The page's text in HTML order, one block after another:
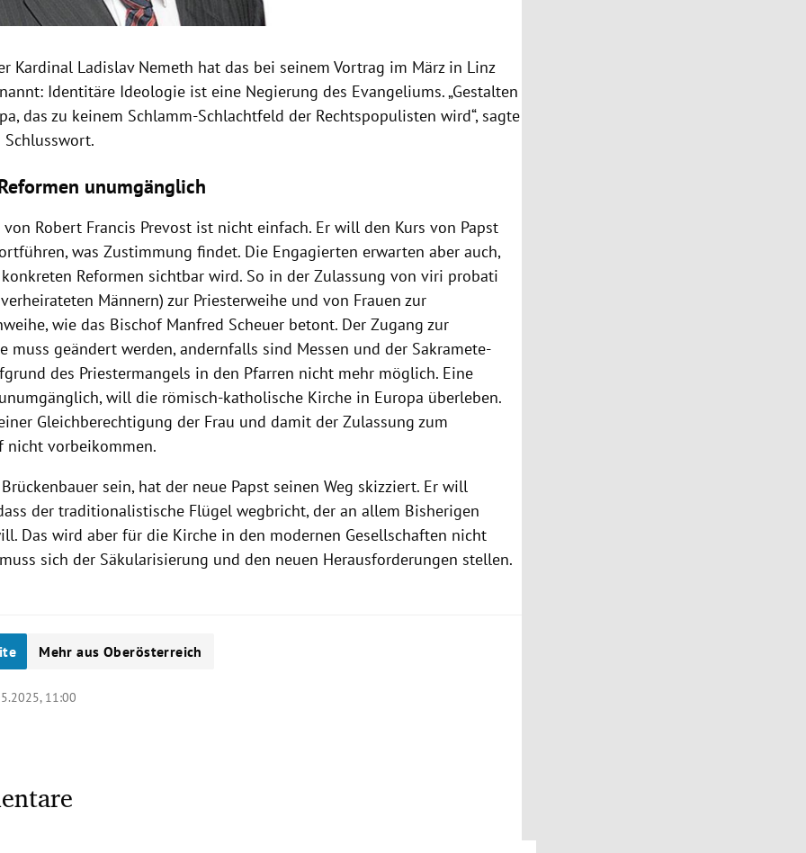
Kardinal Ladislav Nemeth hat das bei seinem Vortrag im März in Linz
Identitäre Ideologie ist eine Negierung des Evangeliums. „Gestalten
das zu keinem Schlamm-Schlachtfeld der Rechtspopulisten wird“, sagte
unumgänglich
Robert Francis Prevost ist nicht einfach. Er will den Kurs von Papst
was Zustimmung findet. Die Engagierten erwarten aber auch,
Reformen sichtbar wird. So in der Zulassung von viri probati
Männern) zur Priesterweihe und von Frauen zur
wie das Bischof Manfred Scheuer betont. Der Zugang zur
muss geändert werden, andernfalls sind Messen und der Sakramete-
des Priestermangels in den Pfarren nicht mehr möglich. Eine
will die römisch-katholische Kirche in Europa überleben.
Gleichberechtigung der Frau und damit der Zulassung zum
nicht vorbeikommen.
sein, hat der neue Papst seinen Weg skizziert. Er will
der traditionalistische Flügel wegbricht, der an allem Bisherigen
Das wird aber für die Kirche in den modernen Gesellschaften nicht
sich der Säkularisierung und den neuen Herausforderungen stellen.
Mehr aus Oberösterreich
11:00